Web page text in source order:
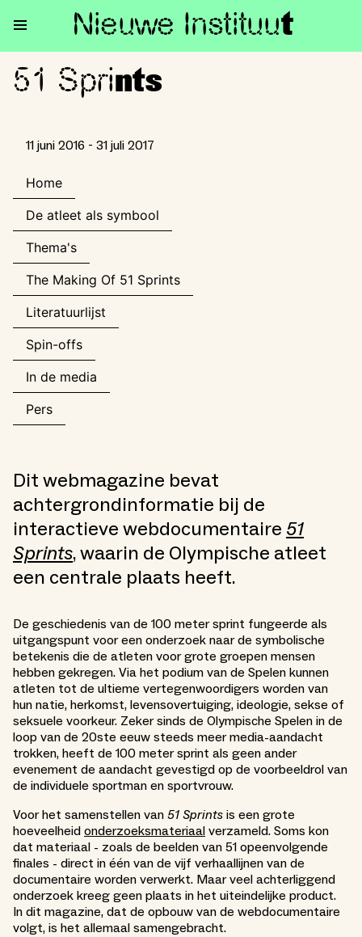
Nieuwe Instituut
51 Sprints
51 Sprints
11 juni 2016 - 31 juli 2017
Home
De atleet als symbool
Thema's
The Making Of 51 Sprints
Literatuurlijst
Spin-offs
In de media
Pers
Dit webmagazine bevat
achtergrondinformatie bij de
interactieve webdocumentaire 51
Sprints, waarin de Olympische atleet
een centrale plaats heeft.
De geschiedenis van de 100 meter sprint fungeerde als
uitgangspunt voor een onderzoek naar de symbolische
betekenis die de atleten voor grote groepen mensen
hebben gekregen. Via het podium van de Spelen kunnen
atleten tot de ultieme vertegenwoordigers worden van
hun natie, herkomst, levensovertuiging, ideologie, sekse of
seksuele voorkeur. Zeker sinds de Olympische Spelen in de
loop van de 20ste eeuw steeds meer media-aandacht
trokken, heeft de 100 meter sprint als geen ander
evenement de aandacht gevestigd op de voorbeeldrol van
de individuele sportman en sportvrouw.
Voor het samenstellen van 51 Sprints is een grote
hoeveelheid onderzoeksmateriaal verzameld. Soms kon
dat materiaal - zoals de beelden van 51 opeenvolgende
finales - direct in één van de vijf verhaallijnen van de
documentaire worden verwerkt. Maar veel achterliggend
onderzoek kreeg geen plaats in het uiteindelijke product.
In dit magazine, dat de opbouw van de webdocumentaire
volgt, is het allemaal samengebracht.